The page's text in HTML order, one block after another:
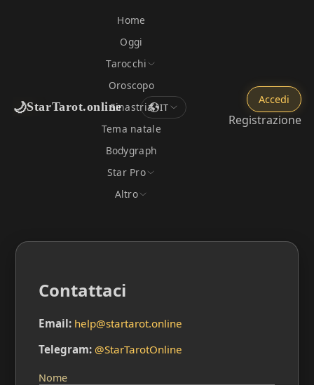
🌙StarTarot.online
Home
Oggi
Tarocchi
Oroscopo
Sinastria
Tema natale
Bodygraph
Star Pro
Altro
IT
Accedi
Registrazione
Contattaci
Email: help@startarot.online
Telegram: @StarTarotOnline
Nome